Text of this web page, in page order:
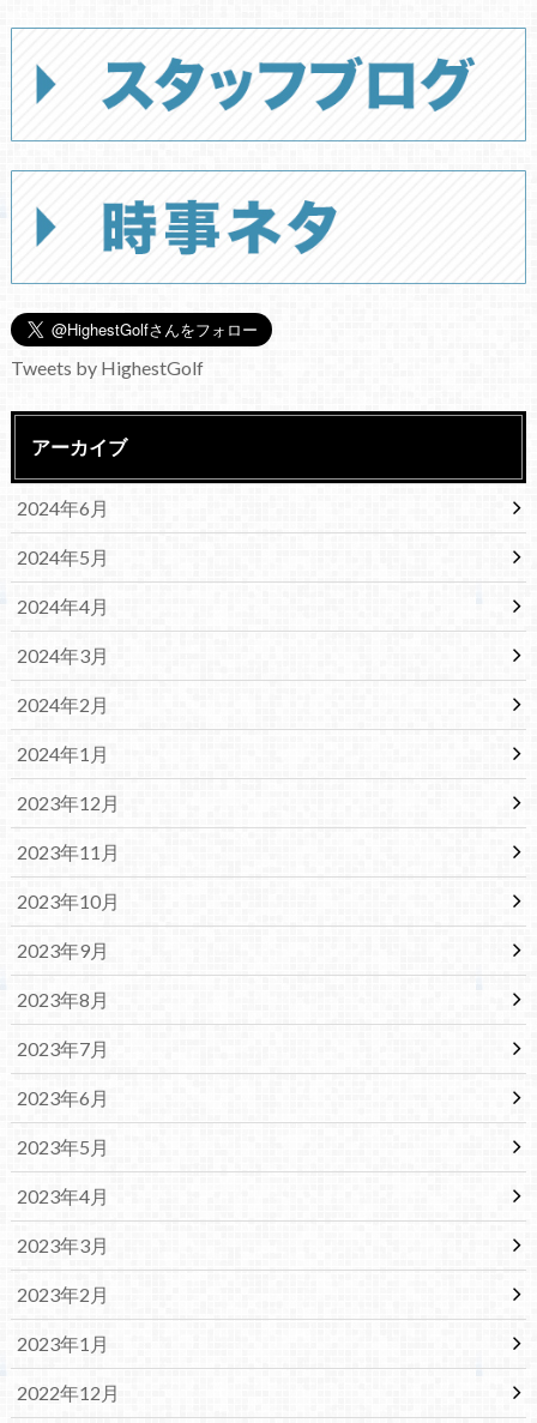
Tweets by HighestGolf
アーカイブ
2024年6月
2024年5月
2024年4月
2024年3月
2024年2月
2024年1月
2023年12月
2023年11月
2023年10月
2023年9月
2023年8月
2023年7月
2023年6月
2023年5月
2023年4月
2023年3月
2023年2月
2023年1月
2022年12月